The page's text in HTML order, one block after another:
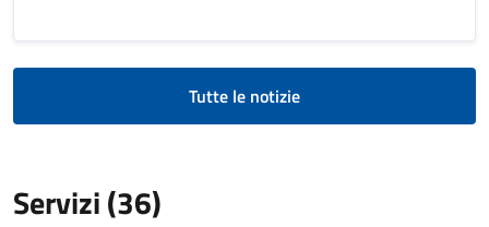
Tutte le notizie
Servizi (36)